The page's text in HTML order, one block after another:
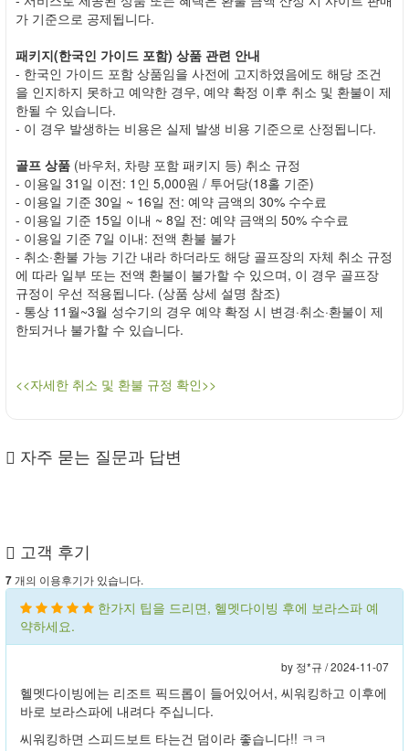
가 기준으로 공제됩니다.
패키지(한국인 가이드 포함) 상품 관련 안내
- 한국인 가이드 포함 상품임을 사전에 고지하였음에도 해당 조건
을 인지하지 못하고 예약한 경우, 예약 확정 이후 취소 및 환불이 제
한될 수 있습니다.
- 이 경우 발생하는 비용은 실제 발생 비용 기준으로 산정됩니다.
골프 상품 (바우처, 차량 포함 패키지 등) 취소 규정
- 이용일 31일 이전: 1인 5,000원 / 투어당(18홀 기준)
- 이용일 기준 30일 ~ 16일 전: 예약 금액의 30% 수수료
- 이용일 기준 15일 이내 ~ 8일 전: 예약 금액의 50% 수수료
- 이용일 기준 7일 이내: 전액 환불 불가
- 취소·환불 가능 기간 내라 하더라도 해당 골프장의 자체 취소 규정
에 따라 일부 또는 전액 환불이 불가할 수 있으며, 이 경우 골프장
규정이 우선 적용됩니다. (상품 상세 설명 참조)
- 통상 11월~3월 성수기의 경우 예약 확정 시 변경·취소·환불이 제
한되거나 불가할 수 있습니다.
<<자세한 취소 및 환불 규정 확인>>
자주 묻는 질문과 답변
고객 후기
7 개의 이용후기가 있습니다.
한가지 팁을 드리면, 헬멧다이빙 후에 보라스파 예
약하세요.
by 정*규 /2024-11-07
헬멧다이빙에는 리조트 픽드롭이 들어있어서, 씨워킹하고 이후에
바로 보라스파에 내려다 주십니다.
씨워킹하면 스피드보트 타는건 덤이라 좋습니다!! ㅋㅋ